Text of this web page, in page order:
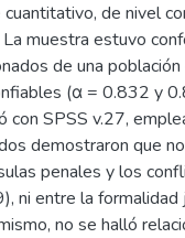
de nivel
muestra estuvo
de una
(α = 0.832 y
SPSS v.27,
demostraron que
penales y los
ni entre la formalidad
no se halló